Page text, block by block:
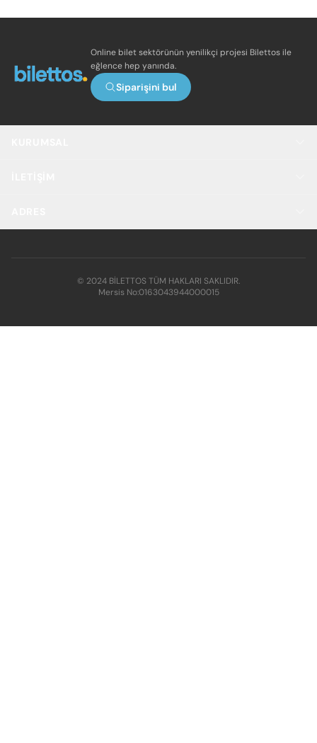
Online bilet sektörünün yenilikçi projesi Bilettos ile
eğlence hep yanında.
Siparişini bul
© 2024 BİLETTOS TÜM HAKLARI SAKLIDIR.
Mersis No:0163043944000015